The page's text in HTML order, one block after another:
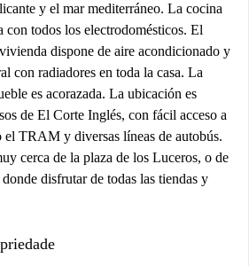
y el mar mediterráneo. La cocina
con todos los electrodomésticos. El
dispone de aire acondicionado y
con radiadores en toda la casa. La
es acorazada. La ubicación es
de El Corte Inglés, con fácil acceso a
el TRAM y diversas líneas de autobús.
cerca de la plaza de los Luceros, o de
disfrutar de todas las tiendas y